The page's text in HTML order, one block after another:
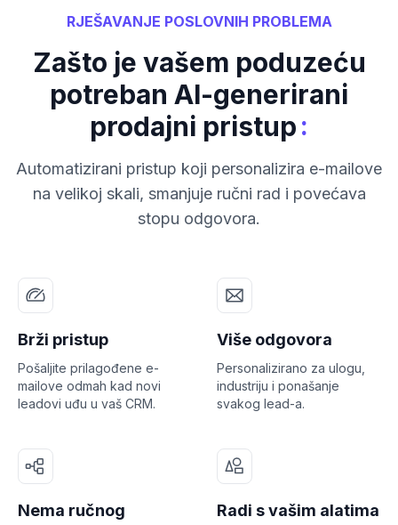
RJEŠAVANJE POSLOVNIH PROBLEMA
Zašto je vašem poduzeću
potreban AI-generirani
prodajni pristup:
Automatizirani pristup koji personalizira e-mailove
na velikoj skali, smanjuje ručni rad i povećava
stopu odgovora.
Brži pristup
Pošaljite prilagođene e-
mailove odmah kad novi
leadovi uđu u vaš CRM.
Više odgovora
Personalizirano za ulogu,
industriju i ponašanje
svakog lead-a.
Nema ručnog
Radi s vašim alatima